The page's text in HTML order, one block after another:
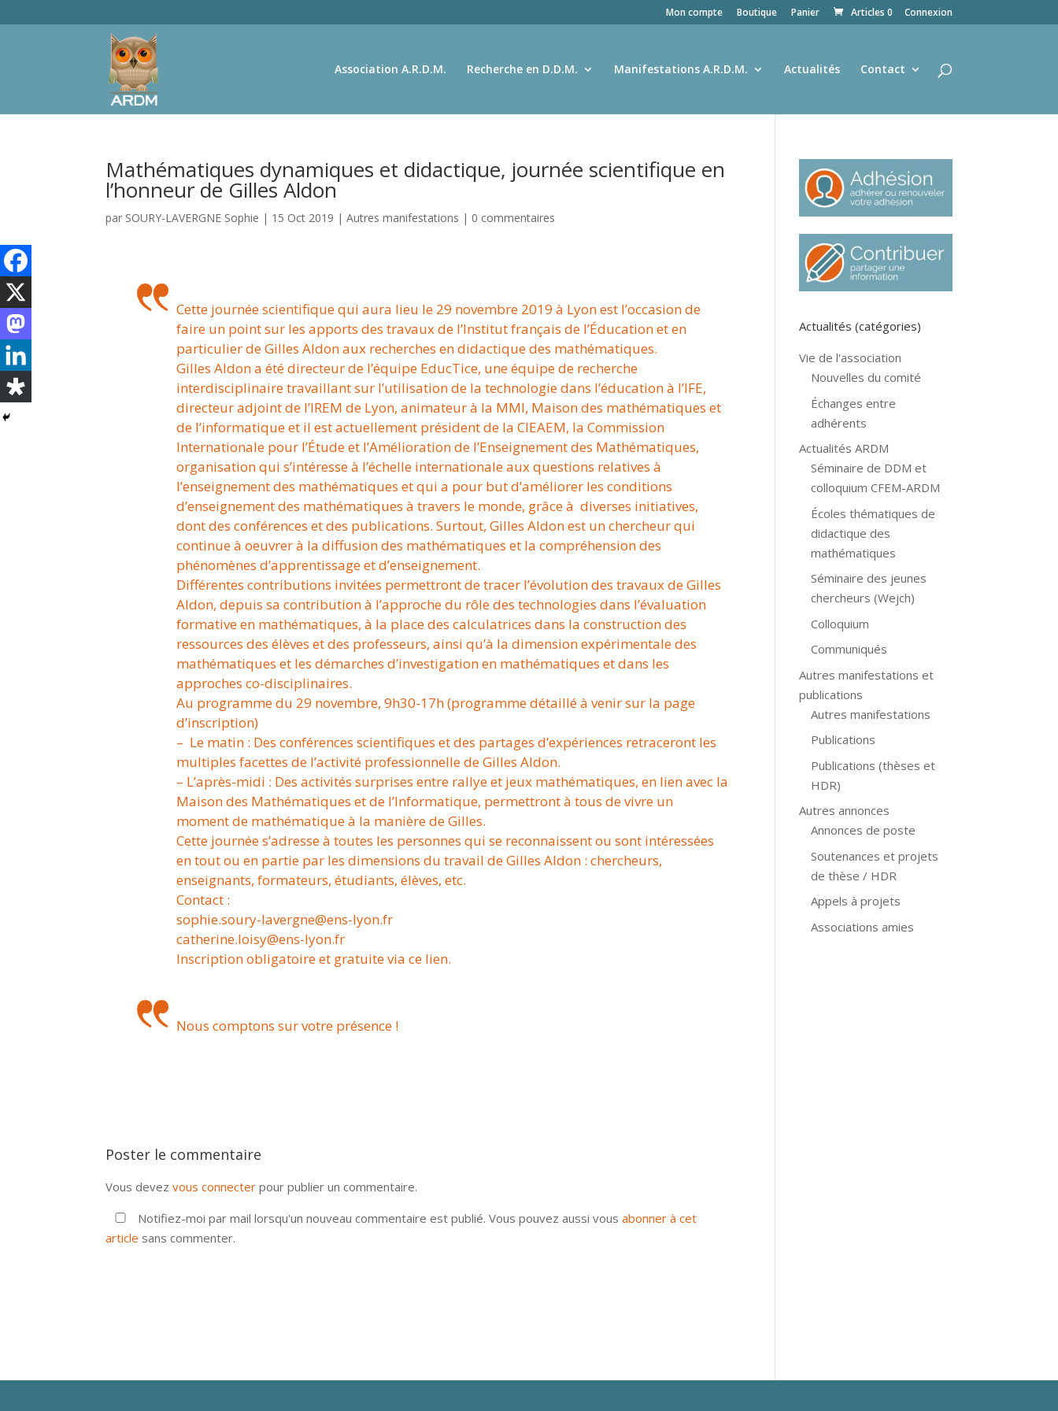
Connexion
Mon compte Boutique Panier Articles 0
Association A.R.D.M. Recherche en D.D.M. Manifestations A.R.D.M. Actualités Contact
Mathématiques dynamiques et didactique, journée scientifique en
l’honneur de Gilles Aldon
par SOURY-LAVERGNE Sophie | 15 Oct 2019 |Autres manifestations | 0 commentaires
Cette journée scientifique qui aura lieu le 29 novembre 2019 à Lyon est l’occasion de
faire un point sur les apports des travaux de l’Institut français de l’Éducation et en
particulier de Gilles Aldon aux recherches en didactique des mathématiques.
Gilles Aldon a été directeur de l’équipe EducTice, une équipe de recherche
interdisciplinaire travaillant sur l’utilisation de la technologie dans l’éducation à l’IFE,
directeur adjoint de l’IREM de Lyon, animateur à la MMI, Maison des mathématiques et
de l’informatique et il est actuellement président de la CIEAEM, la Commission
Internationale pour l’Étude et l’Amélioration de l’Enseignement des Mathématiques,
organisation qui s’intéresse à l’échelle internationale aux questions relatives à
l’enseignement des mathématiques et qui a pour but d’améliorer les conditions
d’enseignement des mathématiques à travers le monde, grâce à diverses initiatives,
dont des conférences et des publications. Surtout, Gilles Aldon est un chercheur qui
continue à oeuvrer à la diffusion des mathématiques et la compréhension des
phénomènes d’apprentissage et d’enseignement.
Différentes contributions invitées permettront de tracer l’évolution des travaux de Gilles
Aldon, depuis sa contribution à l’approche du rôle des technologies dans l’évaluation
formative en mathématiques, à la place des calculatrices dans la construction des
ressources des élèves et des professeurs, ainsi qu’à la dimension expérimentale des
mathématiques et les démarches d’investigation en mathématiques et dans les
approches co-disciplinaires.
Au programme du 29 novembre, 9h30-17h (programme détaillé à venir sur la page
d’inscription)
– Le matin : Des conférences scientifiques et des partages d’expériences retraceront les
multiples facettes de l’activité professionnelle de Gilles Aldon.
– L’après-midi : Des activités surprises entre rallye et jeux mathématiques, en lien avec la
Maison des Mathématiques et de l’Informatique, permettront à tous de vivre un
moment de mathématique à la manière de Gilles.
Cette journée s’adresse à toutes les personnes qui se reconnaissent ou sont intéressées
en tout ou en partie par les dimensions du travail de Gilles Aldon : chercheurs,
enseignants, formateurs, étudiants, élèves, etc.
Contact :
sophie.soury-lavergne@ens-lyon.fr
catherine.loisy@ens-lyon.fr
Inscription obligatoire et gratuite via ce lien.
Nous comptons sur votre présence !
Poster le commentaire
Vous devezvous connecter pour publier un commentaire.
Notifiez-moi par mail lorsqu'un nouveau commentaire est publié. Vous pouvez aussi vousabonner à cet
article sans commenter.
Actualités (catégories)
Vie de l'association
Nouvelles du comité
Échanges entre
adhérents
Actualités ARDM
Séminaire de DDM et
colloquium CFEM-ARDM
Écoles thématiques de
didactique des
mathématiques
Séminaire des jeunes
chercheurs (Wejch)
Colloquium
Communiqués
Autres manifestations et
publications
Autres manifestations
Publications
Publications (thèses et
HDR)
Autres annonces
Annonces de poste
Soutenances et projets
de thèse / HDR
Appels à projets
Associations amies